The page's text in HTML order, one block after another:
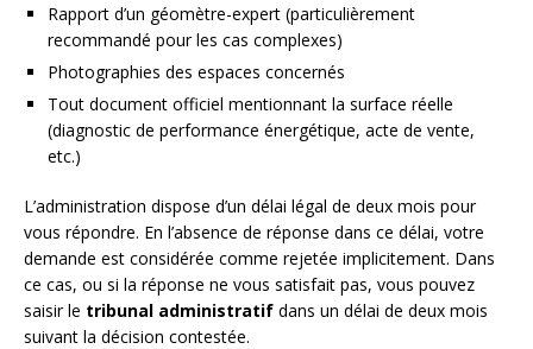
Rapport d’un géomètre-expert (particulièrement
recommandé pour les cas complexes)
Photographies des espaces concernés
Tout document officiel mentionnant la surface réelle
(diagnostic de performance énergétique, acte de vente,
etc.)
L’administration dispose d’un délai légal de deux mois pour
vous répondre. En l’absence de réponse dans ce délai, votre
demande est considérée comme rejetée implicitement. Dans
ce cas, ou si la réponse ne vous satisfait pas, vous pouvez
saisir le tribunal administratif dans un délai de deux mois
suivant la décision contestée.